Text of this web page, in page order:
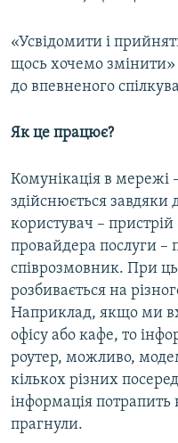
«Усвідомити і
щось хочемо змінити»
до впевненого
Як це працює?
Комунікація в
здійснюється
користувач – пристрій
провайдера послуги –
співрозмовник. При
розбивається на
Наприклад, якщо ми
офісу або кафе, то
роутер, можливо,
кількох різних
інформація потрапить
прагнули.